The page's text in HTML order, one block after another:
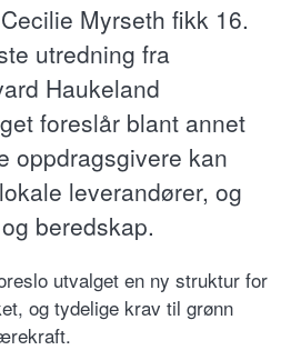
Myrseth fikk 16.
utredning fra
Haukeland
foreslår blant annet
oppdragsgivere kan
leverandører, og
beredskap.
utvalget en ny struktur for
og tydelige krav til grønn